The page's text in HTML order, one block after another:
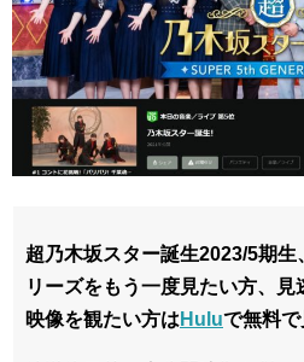
超乃木坂スター誕生2023/5期
リーズをもう一度見たい方、見
映像を観たい方は Huluで無料で